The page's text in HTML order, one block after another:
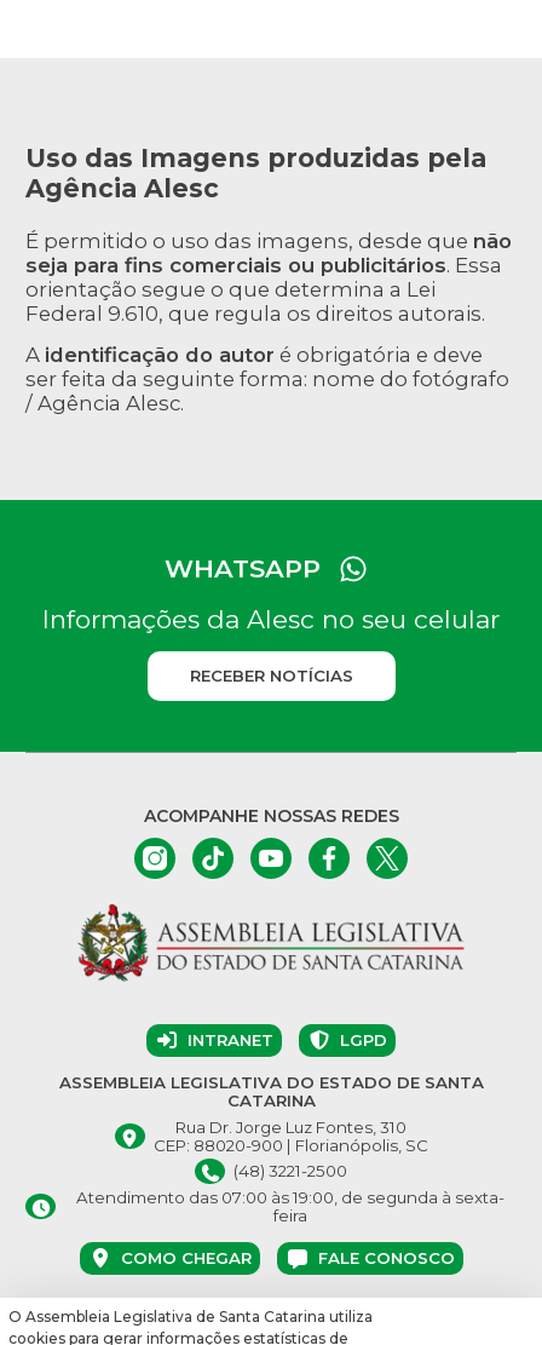
Uso das Imagens produzidas pela
Agência Alesc
É permitido o uso das imagens, desde que não
seja para fins comerciais ou publicitários. Essa
orientação segue o que determina a Lei
Federal 9.610, que regula os direitos autorais.
A identificação do autor é obrigatória e deve
ser feita da seguinte forma: nome do fotógrafo
/ Agência Alesc.
WHATSAPP
Informações da Alesc no seu celular
RECEBER NOTÍCIAS
ACOMPANHE NOSSAS REDES
INTRANET LGPD
ASSEMBLEIA LEGISLATIVA DO ESTADO DE SANTA
CATARINA
Rua Dr. Jorge Luz Fontes, 310
CEP: 88020-900 | Florianópolis, SC
(48) 3221-2500
Atendimento das 07:00 às 19:00, de segunda à sexta-
feira
COMO CHEGAR FALE CONOSCO
© Assembleia Legislativa do Estado de Santa Catarina 2026.
O Assembleia Legislativa de Santa Catarina utiliza
cookies para gerar informações estatísticas de